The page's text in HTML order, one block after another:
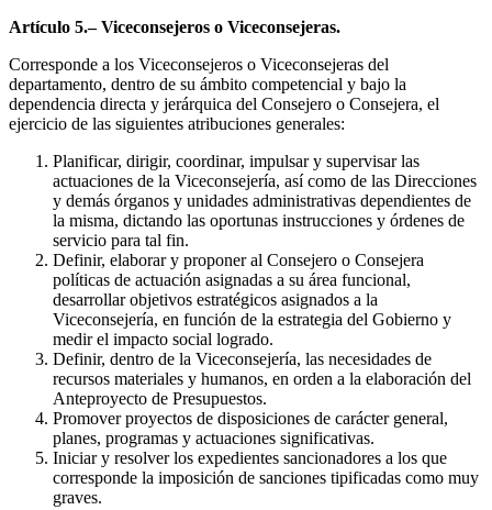
Artículo 5.– Viceconsejeros o Viceconsejeras.
Corresponde a los Viceconsejeros o Viceconsejeras del
departamento, dentro de su ámbito competencial y bajo la
dependencia directa y jerárquica del Consejero o Consejera, el
ejercicio de las siguientes atribuciones generales:
Planificar, dirigir, coordinar, impulsar y supervisar las
actuaciones de la Viceconsejería, así como de las Direcciones
y demás órganos y unidades administrativas dependientes de
la misma, dictando las oportunas instrucciones y órdenes de
servicio para tal fin.
Definir, elaborar y proponer al Consejero o Consejera
políticas de actuación asignadas a su área funcional,
desarrollar objetivos estratégicos asignados a la
Viceconsejería, en función de la estrategia del Gobierno y
medir el impacto social logrado.
Definir, dentro de la Viceconsejería, las necesidades de
recursos materiales y humanos, en orden a la elaboración del
Anteproyecto de Presupuestos.
Promover proyectos de disposiciones de carácter general,
planes, programas y actuaciones significativas.
Iniciar y resolver los expedientes sancionadores a los que
corresponde la imposición de sanciones tipificadas como muy
graves.